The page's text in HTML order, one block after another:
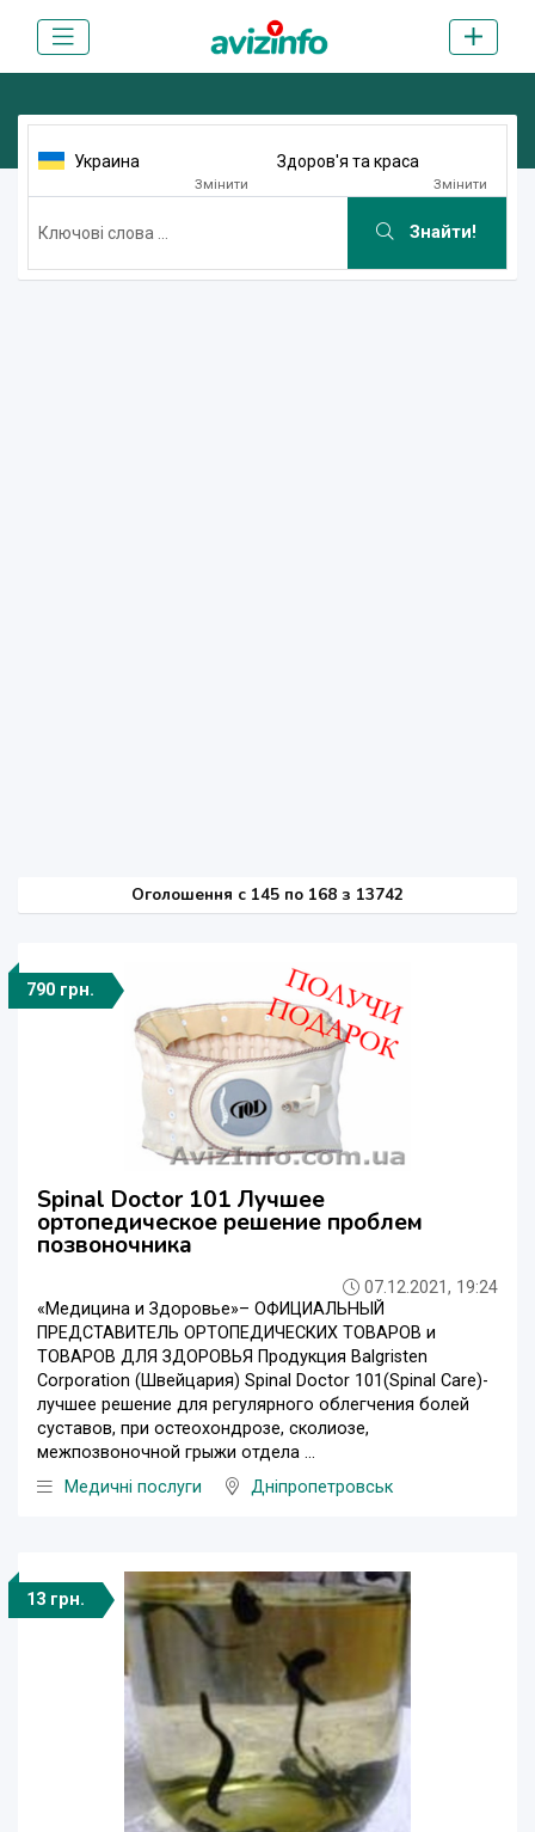
Украина
Змінити
Здоров'я та краса
Змінити
Знайти!
Оголошення c 145 по 168 з 13742
790 грн.
Spinal Doctor 101 Лучшее
ортопедическое решение проблем
позвоночника
07.12.2021, 19:24
«Медицина и Здоровье»– ОФИЦИАЛЬНЫЙ
ПРЕДСТАВИТЕЛЬ ОРТОПЕДИЧЕСКИХ ТОВАРОВ и
ТОВАРОВ ДЛЯ ЗДОРОВЬЯ Продукция Balgristen
Corporation (Швейцария) Spinal Doctor 101(Spinal Care)-
лучшее решение для регулярного облегчения болей
суставов, при остеохондрозе, сколиозе,
межпозвоночной грыжи отдела ...
Медичні послуги
Дніпропетровськ
13 грн.